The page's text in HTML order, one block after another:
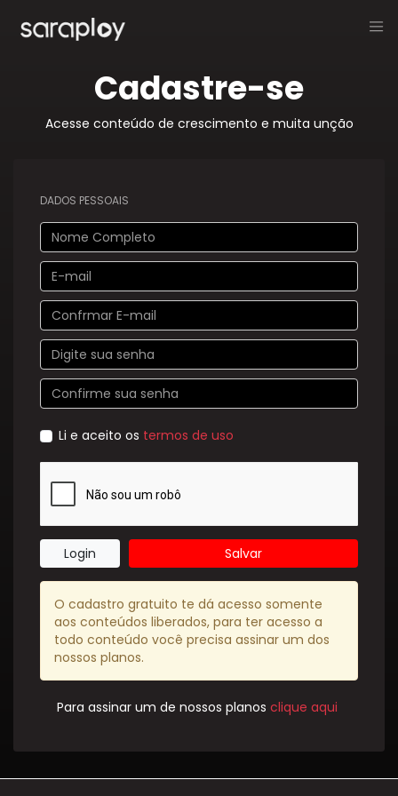
Cadastre-se
Acesse conteúdo de crescimento e muita unção
DADOS PESSOAIS
Li e aceito os termos de uso
Login Salvar
O cadastro gratuito te dá acesso somente
aos conteúdos liberados, para ter acesso a
todo conteúdo você precisa assinar um dos
nossos planos.
Para assinar um de nossos planos clique aqui